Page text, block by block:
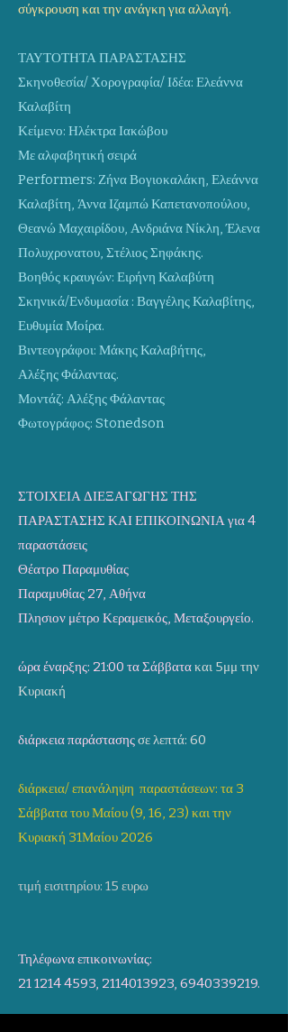
σύγκρουση και την ανάγκη για αλλαγή.
ΤΑΥΤΟΤΗΤΑ ΠΑΡΑΣΤΑΣΗΣ
Σκηνοθεσία/ Χορογραφία/ Ιδέα: Ελεάννα
Καλαβίτη
Κείμενο: Ηλέκτρα Ιακώβου
Με αλφαβητική σειρά
Performers: Ζήνα Βογιοκαλάκη, Ελεάννα
Καλαβίτη, Άννα Ιζαμπώ Καπετανοπούλου,
Θεανώ Μαχαιρίδου, Ανδριάνα Νίκλη, Έλενα
Πολυχρονατου, Στέλιος Σηφάκης.
Βοηθός κραυγών: Ειρήνη Καλαβύτη
Σκηνικά/Ενδυμασία : Βαγγέλης Καλαβίτης,
Ευθυμία Μοίρα.
Βιντεογράφοι: Μάκης Καλαβήτης,
Αλέξης Φάλαντας.
Μοντάζ: Αλέξης Φάλαντας
Φωτογράφος: Stonedson
ΣΤΟΙΧΕΙΑ ΔΙΕΞΑΓΩΓΗΣ ΤΗΣ
ΠΑΡΑΣΤΑΣΗΣ ΚΑΙ ΕΠΙΚΟΙΝΩΝΙΑ για 4
παραστάσεις
Θέατρο Παραμυθίας
Παραμυθίας 27, Αθήνα
Πλησιον μέτρο Κεραμεικός, Μεταξουργείο.
ώρα έναρξης: 21:00 τα Σάββατακαι 5μμ την
Κυριακή
διάρκεια παράστασηςσε λεπτά: 60
διάρκεια/ επανάληψη παραστάσεων: τα 3
Σάββατα του Μαίου (9, 16, 23) και την
Κυριακή 31Μαίου 2026
τιμή εισιτηρίου: 15 ευρω
Τηλέφωνα επικοινωνίας:
21 1214 4593, 2114013923, 6940339219.